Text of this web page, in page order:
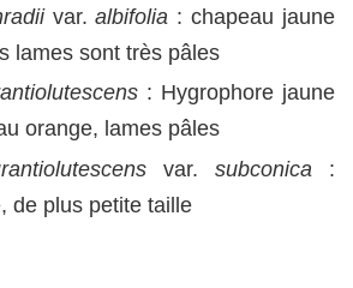
var.albifolia : chapeau jaune
lames sont très pâles
: Hygrophore jaune
orange, lames pâles
var. subconica :
de plus petite taille